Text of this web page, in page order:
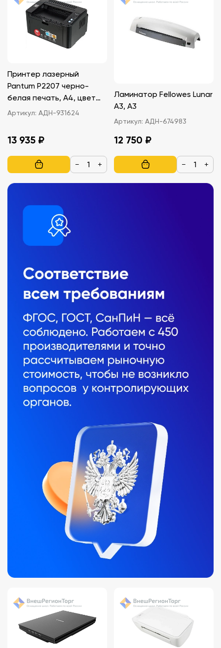
Принтер лазерный
Pantum P2207 черно-
белая печать, A4, цвет
черный
Артикул: АДН-931624
13 935 ₽
− +
Ламинатор Fellowes Lunar
A3, A3
Артикул: АДН-674983
12 750 ₽
− +